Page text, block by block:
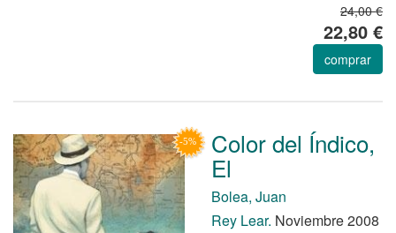
24,00 €
22,80 €
comprar
Color del Índico,
El
Bolea, Juan
Rey Lear. Noviembre 2008